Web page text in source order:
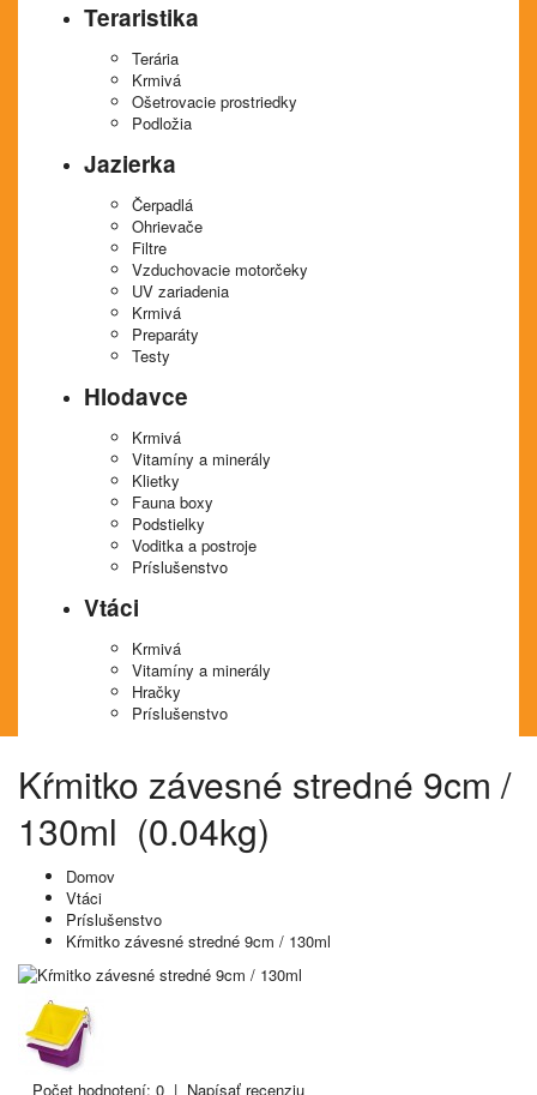
Teraristika
Terária
Krmivá
Ošetrovacie prostriedky
Podložia
Jazierka
Čerpadlá
Ohrievače
Filtre
Vzduchovacie motorčeky
UV zariadenia
Krmivá
Preparáty
Testy
Hlodavce
Krmivá
Vitamíny a minerály
Klietky
Fauna boxy
Podstielky
Voditka a postroje
Príslušenstvo
Vtáci
Krmivá
Vitamíny a minerály
Hračky
Príslušenstvo
Kŕmitko závesné stredné 9cm /
130ml (0.04kg)
Domov
Vtáci
Príslušenstvo
Kŕmitko závesné stredné 9cm / 130ml
Počet hodnotení: 0 | Napísať recenziu